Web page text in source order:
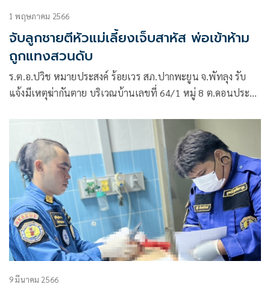
1 พฤษภาคม 2566
จับลูกชายตีหัวแม่เลี้ยงเจ็บสาหัส พ่อเข้าห้าม
ถูกแทงสวนดับ
ร.ต.อ.ปวิช หมายประสงค์ ร้อยเวร สภ.ปากพะยูน จ.พัทลุง รับ
แจ้งมีเหตุฆ่ากันตาย บริเวณบ้านเลขที่ 64/1 หมู่ 8 ต.ดอนประดู
พ.ต.อ.ทวิศักดิ์ ขำผุด ผกก.สภ.ปากพะยูน พร้อมเจ้าหน้าที่ตำรวจ
ชุดสืบสวนสภ.ปากพะยูน จ.พัทลุง เจ้าหน้าที่อาสาสมัครกู้ภัย
ปากพะยูน และเจ้าหน้าที่ตำรวจกองพิสูจน์หลักฐานพัทลุง
9 มีนาคม 2566